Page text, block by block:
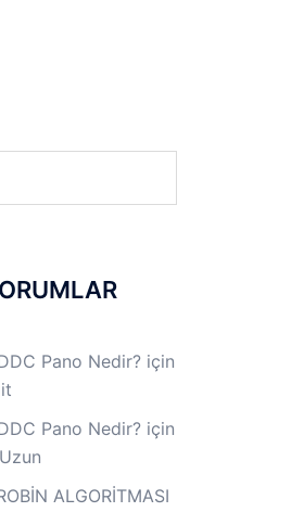
Pano Nedir?için
Pano Nedir?için
ALGORİTMASI